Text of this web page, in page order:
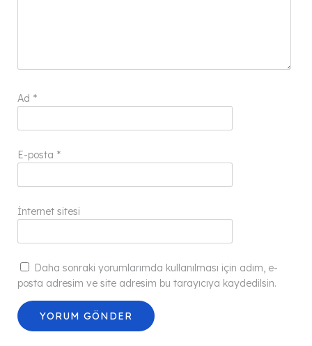
Ad *
E-posta *
İnternet sitesi
Daha sonraki yorumlarımda kullanılması için adım, e-
posta adresim ve site adresim bu tarayıcıya kaydedilsin.